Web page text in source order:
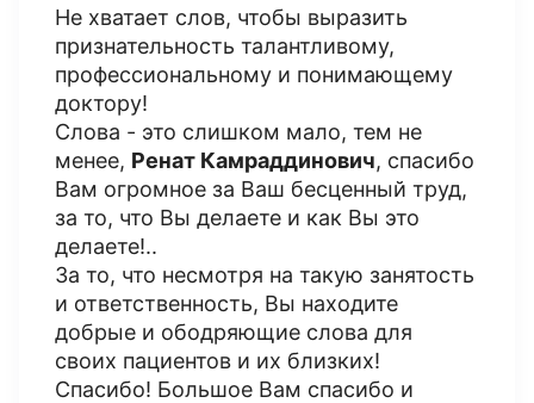
Не хватает слов, чтобы выразить
признательность талантливому,
профессиональному и понимающему
доктору!
Слова - это слишком мало, тем не
менее, Ренат Камраддинович, спасибо
Вам огромное за Ваш бесценный труд,
за то, что Вы делаете и как Вы это
делаете!..
За то, что несмотря на такую занятость
и ответственность, Вы находите
добрые и ободряющие слова для
своих пациентов и их близких!
Спасибо! Большое Вам спасибо и